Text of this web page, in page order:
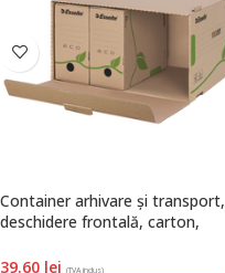
Container arhivare și transport,
deschidere frontală, carton,
Esselte
39.60 lei (TVA inclus)